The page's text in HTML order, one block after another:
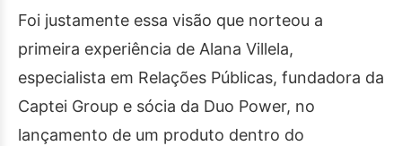
Foi justamente essa visão que norteou a
primeira experiência de Alana Villela,
especialista em Relações Públicas, fundadora da
Captei Group e sócia da Duo Power, no
lançamento de um produto dentro do